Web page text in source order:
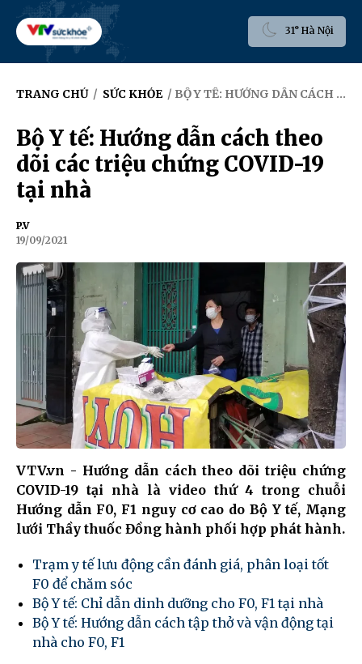
31° Hà Nội
TRANG CHỦ / SỨC KHỎE / BỘ Y TẾ: HƯỚNG DẪN CÁCH THEO DÕI CÁC TRIỆU CHỨNG COVID-19 TẠI NHÀ
Bộ Y tế: Hướng dẫn cách theo
dõi các triệu chứng COVID-19
tại nhà
P.V
19/09/2021
VTV.vn - Hướng dẫn cách theo dõi triệu chứng
COVID-19 tại nhà là video thứ 4 trong chuỗi
Hướng dẫn F0, F1 nguy cơ cao do Bộ Y tế, Mạng
lưới Thầy thuốc Đồng hành phối hợp phát hành.
Trạm y tế lưu động cần đánh giá, phân loại tốt
F0 để chăm sóc
Bộ Y tế: Chỉ dẫn dinh dưỡng cho F0, F1 tại nhà
Bộ Y tế: Hướng dẫn cách tập thở và vận động tại
nhà cho F0, F1